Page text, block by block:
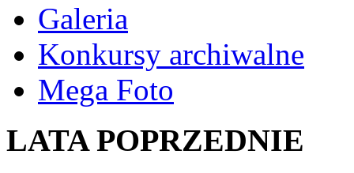
Galeria
Konkursy archiwalne
Mega Foto
LATA POPRZEDNIE